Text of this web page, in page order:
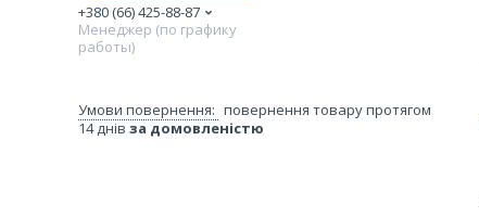
+380 (66) 425-88-87
Менеджер (по графику
работы)
повернення товару протягом
14 днів за домовленістю